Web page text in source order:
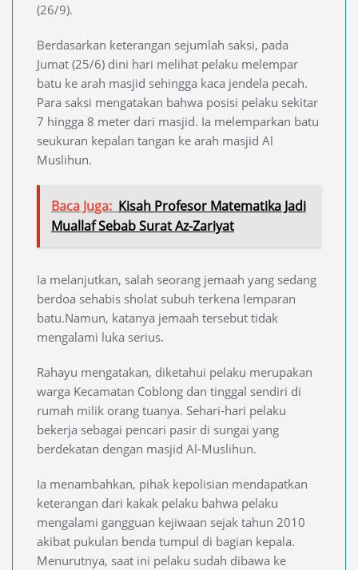
(26/9).
Berdasarkan keterangan sejumlah saksi, pada
Jumat (25/6) dini hari melihat pelaku melempar
batu ke arah masjid sehingga kaca jendela pecah.
Para saksi mengatakan bahwa posisi pelaku sekitar
7 hingga 8 meter dari masjid. Ia melemparkan batu
seukuran kepalan tangan ke arah masjid Al
Muslihun.
Baca Juga: Kisah Profesor Matematika Jadi
Muallaf Sebab Surat Az-Zariyat
Ia melanjutkan, salah seorang jemaah yang sedang
berdoa sehabis sholat subuh terkena lemparan
batu.Namun, katanya jemaah tersebut tidak
mengalami luka serius.
Rahayu mengatakan, diketahui pelaku merupakan
warga Kecamatan Coblong dan tinggal sendiri di
rumah milik orang tuanya. Sehari-hari pelaku
bekerja sebagai pencari pasir di sungai yang
berdekatan dengan masjid Al-Muslihun.
Ia menambahkan, pihak kepolisian mendapatkan
keterangan dari kakak pelaku bahwa pelaku
mengalami gangguan kejiwaan sejak tahun 2010
akibat pukulan benda tumpul di bagian kepala.
Menurutnya, saat ini pelaku sudah dibawa ke